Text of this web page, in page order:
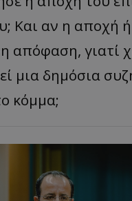
Και αν η αποχή
απόφαση, γιατί
μια δημόσια
κόμμα;